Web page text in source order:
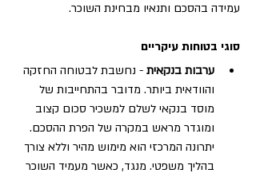
עמידה בהסכם ותנאיו מבחינת השוכר.
סוגי בטוחות עיקריים
ערבות בנקאית - נחשבת לבטוחה החזקה
והוודאית ביותר. מדובר בהתחייבות של
מוסד בנקאי לשלם למשכיר סכום קצוב
ומוגדר מראש במקרה של הפרת ההסכם.
יתרונה המרכזי הוא מימוש מהיר וללא צורך
בהליך משפטי. מנגד, כאשר מעמיד השוכר